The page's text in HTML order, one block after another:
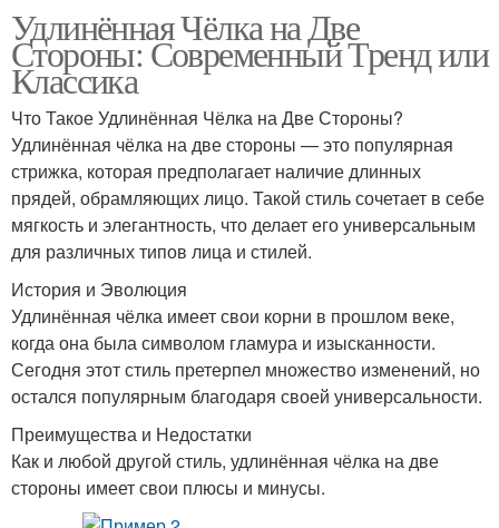
Удлинённая Чёлка на Две
Стороны: Современный Тренд или
Классика
Что Такое Удлинённая Чёлка на Две Стороны?
Удлинённая чёлка на две стороны — это популярная
стрижка, которая предполагает наличие длинных
прядей, обрамляющих лицо. Такой стиль сочетает в себе
мягкость и элегантность, что делает его универсальным
для различных типов лица и стилей.
История и Эволюция
Удлинённая чёлка имеет свои корни в прошлом веке,
когда она была символом гламура и изысканности.
Сегодня этот стиль претерпел множество изменений, но
остался популярным благодаря своей универсальности.
Преимущества и Недостатки
Как и любой другой стиль, удлинённая чёлка на две
стороны имеет свои плюсы и минусы.